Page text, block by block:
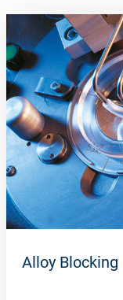
Alloy Blocking